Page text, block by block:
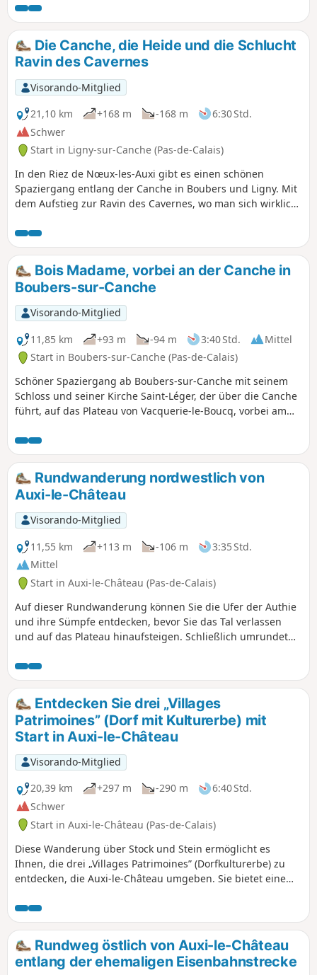
Durchquerung von Occoches erfolgt der Rückweg auf
breiten Feldwegen. Auf dem Platz kann man picknicken.
Man kann die Wanderung mit der Route „Les pâtis au
départ de Barly“ fortsetzen, sodass insgesamt 20 km
zurückgelegt werden.
Die Canche, die Heide und die Schlucht
Ravin des Cavernes
Visorando-Mitglied
21,10 km
+168 m -168 m
6:30 Std.
Schwer
Start in Ligny-sur-Canche (Pas-de-Calais)
In den Riez de Nœux-les-Auxi gibt es einen schönen
Spaziergang entlang der Canche in Boubers und Ligny. Mit
dem Aufstieg zur Ravin des Cavernes, wo man sich wirklich
endgültigen Chaos). Die Strecke wird in der Regenzeit im
Riez und in der Schlucht sehr schwierig.
Bois Madame, vorbei an der Canche in
Boubers-sur-Canche
Visorando-Mitglied
11,85 km
+93 m -94 m 3:40 Std.
Mittel
Start in Boubers-sur-Canche (Pas-de-Calais)
Schöner Spaziergang ab Boubers-sur-Canche mit seinem
Schloss und seiner Kirche Saint-Léger, der über die Canche
führt, auf das Plateau von Vacquerie-le-Boucq, vorbei am
Avents bis nach Boubers-sur-Canche.
Rundwanderung nordwestlich von
Auxi-le-Château
Visorando-Mitglied
11,55 km
+113 m -106 m
3:35 Std.
Mittel
Start in Auxi-le-Château (Pas-de-Calais)
Auf dieser Rundwanderung können Sie die Ufer der Authie
und ihre Sümpfe entdecken, bevor Sie das Tal verlassen
und auf das Plateau hinaufsteigen. Schließlich umrundet
Ausblick auf Auxi-le-Château und seine denkmalgeschützte
Kirche aus dem 15. Jahrhundert.
Entdecken Sie drei „Villages
Patrimoines” (Dorf mit Kulturerbe) mit
Start in Auxi-le-Château
Visorando-Mitglied
20,39 km
+297 m -290 m
6:40 Std.
Schwer
Start in Auxi-le-Château (Pas-de-Calais)
Diese Wanderung über Stock und Stein ermöglicht es
Ihnen, die drei „Villages Patrimoines” (Dorfkulturerbe) zu
entdecken, die Auxi-le-Château umgeben. Sie bietet eine
Einwohner mit ihrem Kulturerbe und ihrem Respekt vor der
Vielfalt zeugen.
Rundweg östlich von Auxi-le-Château
entlang der ehemaligen Eisenbahnstrecke